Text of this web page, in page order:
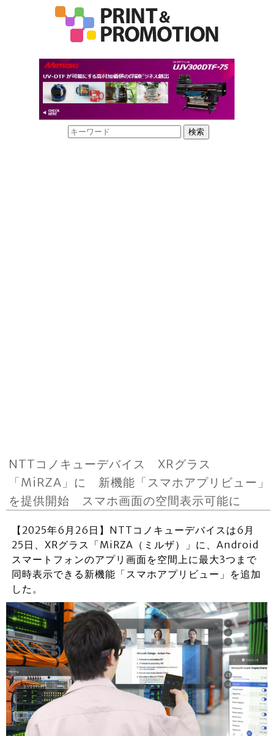
NTTコノキューデバイス XRグラス
「MiRZA」に 新機能「スマホアプリビュー」
を提供開始 スマホ画面の空間表示可能に
【2025年6月26日】NTTコノキューデバイスは6月
25日、XRグラス「MiRZA（ミルザ）」に、Android
スマートフォンのアプリ画面を空間上に最大3つまで
同時表示できる新機能「スマホアプリビュー」を追加
した。